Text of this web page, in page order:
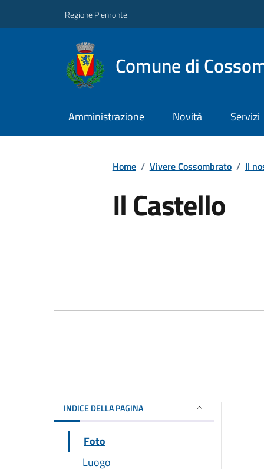
Regione Piemonte
Comune di
Amministrazione Novità Servizi
Home / Vivere Cossombrato / Il
Il Castello
INDICE DELLA PAGINA
Foto
Luogo